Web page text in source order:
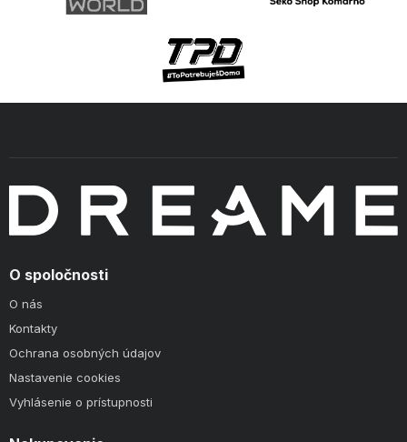
O spoločnosti
O nás
Kontakty
Ochrana osobných údajov
Nastavenie cookies
Vyhlásenie o prístupnosti